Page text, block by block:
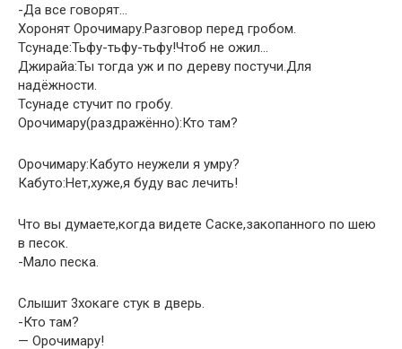
-Да все говорят…
Хоронят Орочимару.Разговор перед гробом.
Тсунаде:Тьфу-тьфу-тьфу!Чтоб не ожил…
Джирайа:Ты тогда уж и по дереву постучи.Для
надёжности.
Тсунаде стучит по гробу.
Орочимару(раздражённо):Кто там?
Орочимару:Кабуто неужели я умру?
Кабуто:Нет,хуже,я буду вас лечить!
Что вы думаете,когда видете Саске,закопанного по шею
в песок.
-Мало песка.
Слышит 3хокаге стук в дверь.
-Кто там?
— Орочимару!